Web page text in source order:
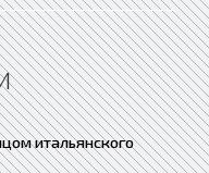
итальянского